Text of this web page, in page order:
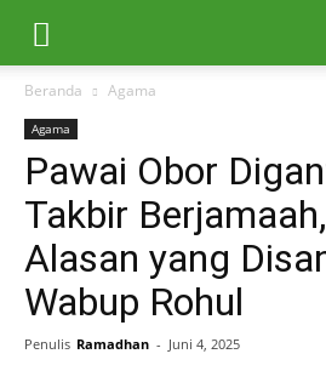
Beranda Agama
Agama
Pawai Obor
Takbir
Alasan yang
Wabup Rohul
Penulis Ramadhan - Juni 4, 2025